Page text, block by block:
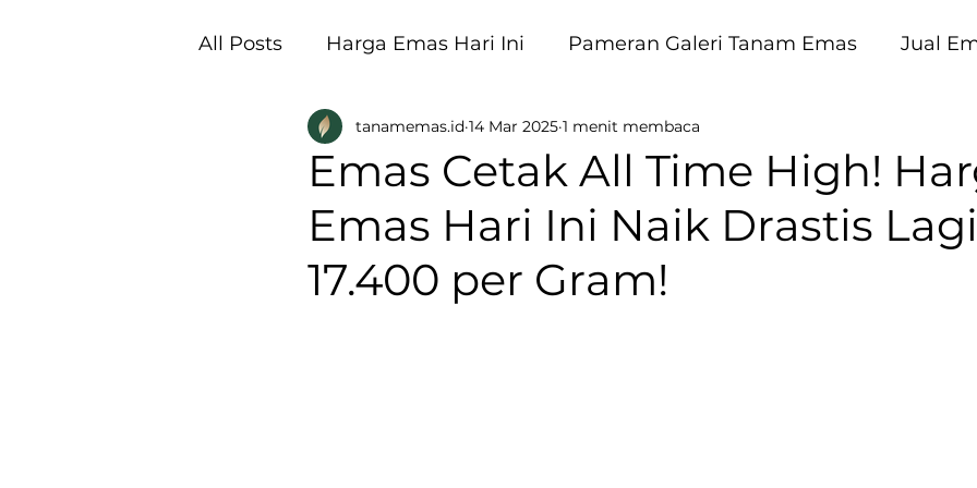
All Posts Harga Emas Hari Ini Pameran Galeri Tanam Emas Jual
Pembukaan Galeri Tanam Emas
Emas Cetak All Time High!
Emas Hari Ini Naik Drastis
17.400 per Gram!
tanamemas.id 14 Mar 2025 1 menit membaca